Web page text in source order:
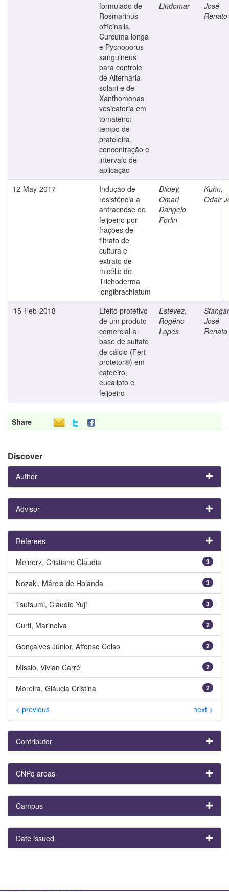
formulado de
Rosmarinus
officinalis,
Curcuma longa
e Pycnoporus
sanguineus
para controle
de Alternaria
solani e de
Xanthomonas
vesicatoria em
tomateiro:
tempo de
prateleira,
concentração e
intervalo de
aplicação
Lindomar
José
Renato
12-May-2017
Indução de
resistência a
antracnose do
feijoeiro por
frações de
filtrato de
cultura e
extrato de
micélio de
Trichoderma
longibrachiatum
Dildey,
Omari
Dangelo
Forlin
Kuhn,
Odair
15-Feb-2018
Efeito protetivo
de um produto
comercial a
base de sulfato
de cálcio (Fert
protetor®) em
cafeeiro,
eucalipto e
feijoeiro
Estevez,
Rogério
Lopes
José
Renato
Share
Discover
Author
Advisor
Referees
3
Meinerz, Cristiane Claudia
3
Nozaki, Márcia de Holanda
3
Tsutsumi, Cláudio Yuji
2
Curti, Marinelva
2
Gonçalves Júnior, Affonso Celso
2
Missio, Vivian Carré
2
Moreira, Gláucia Cristina
< previous next >
Contributor
CNPq areas
Campus
Date issued